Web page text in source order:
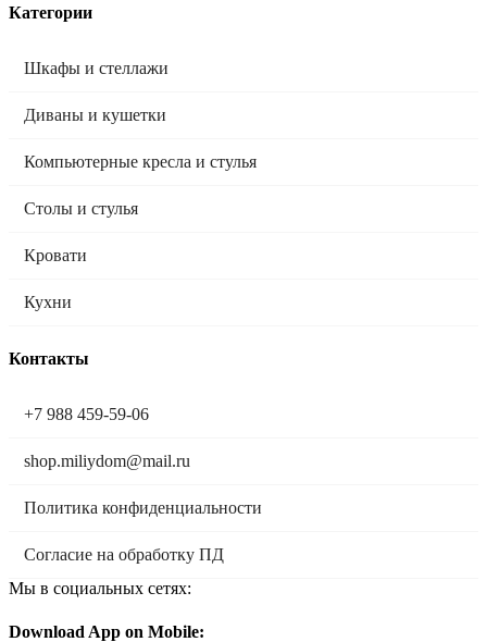
Категории
Шкафы и стеллажи
Диваны и кушетки
Компьютерные кресла и стулья
Столы и стулья
Кровати
Кухни
Контакты
+7 988 459-59-06
shop.miliydom@mail.ru
Политика конфиденциальности
Согласие на обработку ПД
Мы в социальных сетях:
Download App on Mobile: